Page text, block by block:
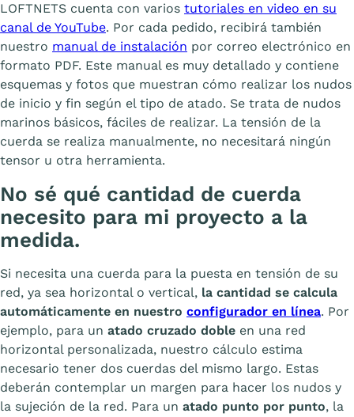
LOFTNETS cuenta con varios tutoriales en video en su
canal de YouTube. Por cada pedido, recibirá también
nuestro manual de instalación por correo electrónico en
formato PDF. Este manual es muy detallado y contiene
esquemas y fotos que muestran cómo realizar los nudos
de inicio y fin según el tipo de atado. Se trata de nudos
marinos básicos, fáciles de realizar. La tensión de la
cuerda se realiza manualmente, no necesitará ningún
tensor u otra herramienta.
No sé qué cantidad de cuerda
necesito para mi proyecto a la
medida.
Si necesita una cuerda para la puesta en tensión de su
red, ya sea horizontal o vertical, la cantidad se calcula
automáticamente en nuestro configurador en línea. Por
ejemplo, para un atado cruzado doble en una red
horizontal personalizada, nuestro cálculo estima
necesario tener dos cuerdas del mismo largo. Estas
deberán contemplar un margen para hacer los nudos y
la sujeción de la red. Para un atado punto por punto, la